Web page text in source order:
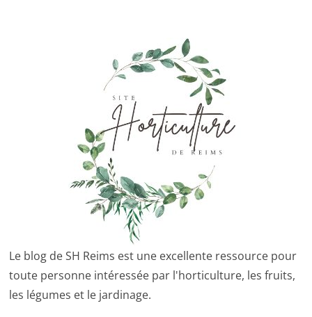
Le blog de SH Reims est une excellente ressource pour
toute personne intéressée par l'horticulture, les fruits,
les légumes et le jardinage.